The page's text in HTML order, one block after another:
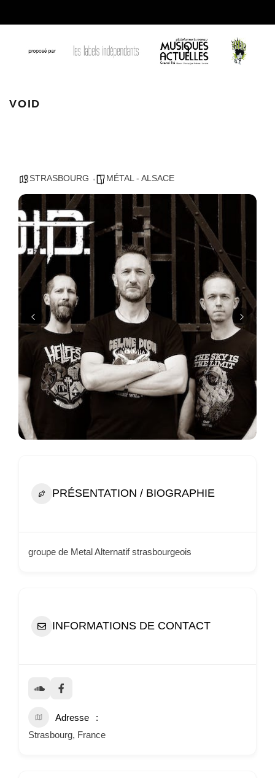
VOID
STRASBOURG MÉTAL - ALSACE
PRÉSENTATION / BIOGRAPHIE
groupe de Metal Alternatif strasbourgeois
INFORMATIONS DE CONTACT
Adresse
Strasbourg, France